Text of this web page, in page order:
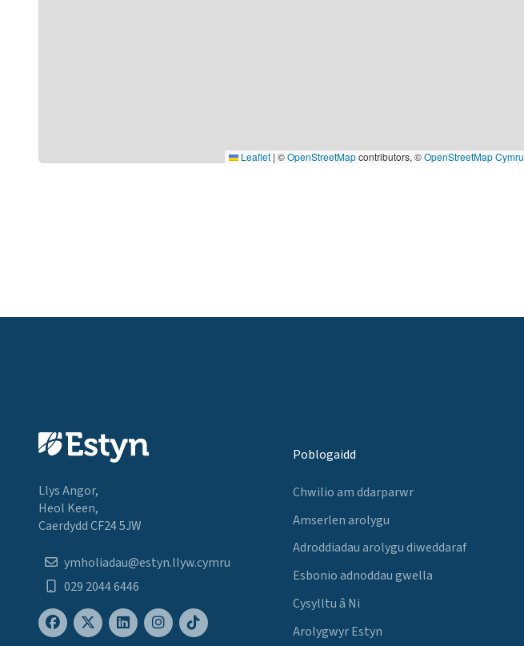
Leaflet | ©OpenStreetMapcontributors, ©OpenStreetMap Cymru
Llys Angor,
Heol Keen,
Caerdydd CF24 5JW
ymholiadau@estyn.llyw.cymru
029 2044 6446
Poblogaidd
Chwilio am ddarparwr
Amserlen arolygu
Adroddiadau arolygu diweddaraf
Esbonio adnoddau gwella
Cysylltu â Ni
Arolygwyr Estyn